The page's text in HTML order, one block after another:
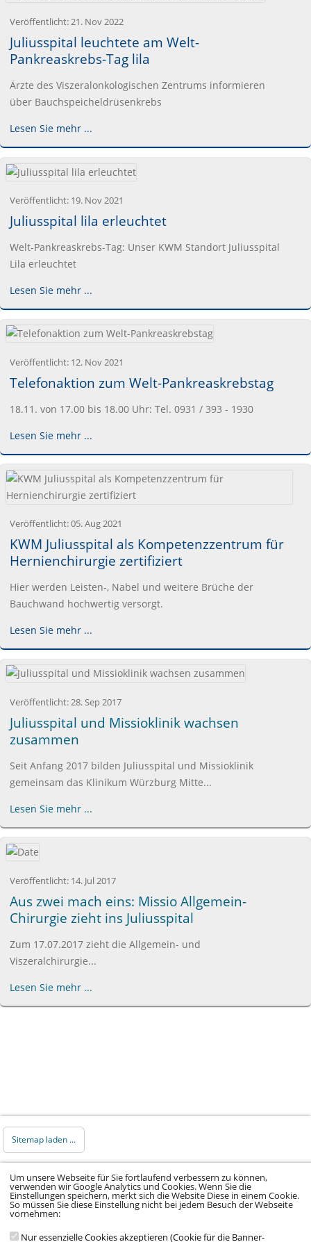
Veröffentlicht:21. Nov 2022
Juliusspital leuchtete am Welt-
Pankreaskrebs-Tag lila
Ärzte des Viszeralonkologischen Zentrums informieren
über Bauchspeicheldrüsenkrebs
Lesen Sie mehr ...
Veröffentlicht: 19. Nov 2021
Juliusspital lila erleuchtet
Welt-Pankreaskrebs-Tag: Unser KWM Standort Juliusspital
Lila erleuchtet
Lesen Sie mehr ...
Veröffentlicht: 12. Nov 2021
Telefonaktion zum Welt-Pankreaskrebstag
18.11. von 17.00 bis 18.00 Uhr: Tel. 0931 / 393 - 1930
Lesen Sie mehr ...
Veröffentlicht:05. Aug 2021
KWM Juliusspital als Kompetenzzentrum für
Hernienchirurgie zertifiziert
Hier werden Leisten-, Nabel und weitere Brüche der
Bauchwand hochwertig versorgt.
Lesen Sie mehr ...
Veröffentlicht:28. Sep 2017
Juliusspital und Missioklinik wachsen
zusammen
Seit Anfang 2017 bilden Juliusspital und Missioklinik
gemeinsam das Klinikum Würzburg Mitte...
Lesen Sie mehr ...
Veröffentlicht: 14. Jul 2017
Aus zwei mach eins: Missio Allgemein-
Chirurgie zieht ins Juliusspital
Zum 17.07.2017 zieht die Allgemein- und
Viszeralchirurgie...
Lesen Sie mehr ...
Sitemap laden ...
© 2026 Klinikum Würzburg Mitte gGmbH •
Impressum•Datenschutz•Datenschutz Social
Media•Kontakt•Hinweisgeber•Barrierefreiheitserklärung
Um unsere Webseite für Sie fortlaufend verbessern zu können,
verwenden wir Google Analytics und Cookies. Wenn Sie die
Einstellungen speichern, merkt sich die Website Diese in einem Cookie.
So müssen Sie diese Einstellung nicht bei jedem Besuch der Webseite
vornehmen:
Nur essenzielle Cookies akzeptieren (Cookie für die Banner-